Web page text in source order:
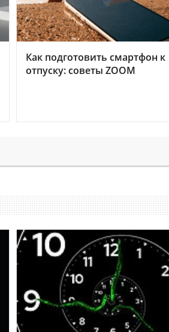
Как подготовить смартфон к
отпуску: советы ZOOM